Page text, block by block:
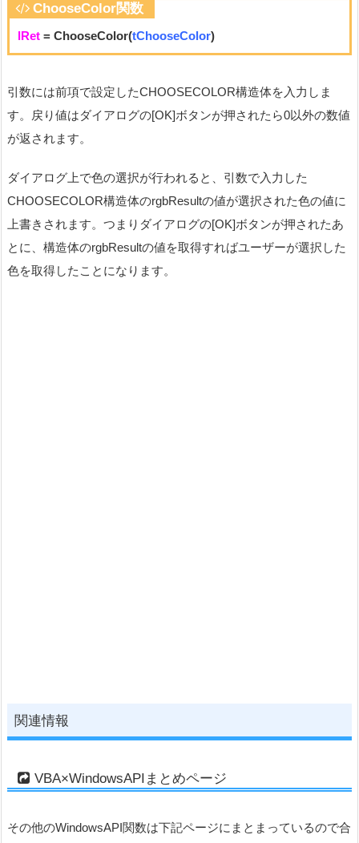
ChooseColor関数
lRet = ChooseColor(tChooseColor)
引数には前項で設定したCHOOSECOLOR構造体を入力しま
す。戻り値はダイアログの[OK]ボタンが押されたら0以外の数値
が返されます。
ダイアログ上で色の選択が行われると、引数で入力した
CHOOSECOLOR構造体のrgbResultの値が選択された色の値に
上書きされます。つまりダイアログの[OK]ボタンが押されたあ
とに、構造体のrgbResultの値を取得すればユーザーが選択した
色を取得したことになります。
関連情報
VBA×WindowsAPIまとめページ
その他のWindowsAPI関数は下記ページにまとまっているので合